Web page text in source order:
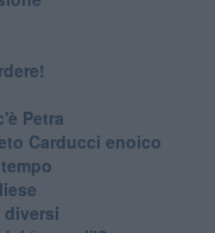
Petra
Carducci enoico
diversi